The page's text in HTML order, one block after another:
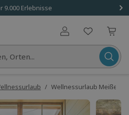
9.000 Erlebnisse
Benutzerkonto
Orten...
/ Wellnessurlaub Meißen